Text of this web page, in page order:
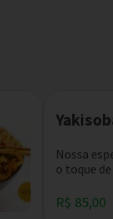
Nossa
o toque
R$ 85,00